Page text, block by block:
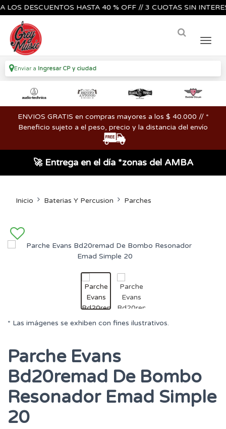
DESCUENTOS HASTA 40 % OFF // 3 CUOTAS SIN
Enviar a Ingresar CP y ciudad
ENVIOS GRATIS en compras mayores a los $ 40.000 // *
Beneficio sujeto a el peso, precio y la distancia del envío
🚀 Entrega en el día *zonas del AMBA
Inicio Baterias Y Percusion Parches
* Las imágenes se exhiben con fines ilustrativos.
Parche Evans
Bd20remad De Bombo
Resonador Emad Simple
20